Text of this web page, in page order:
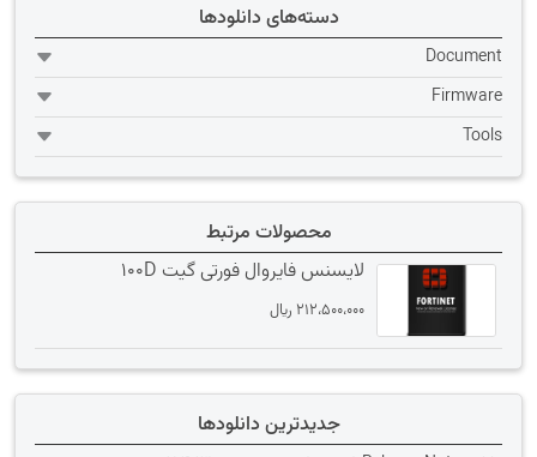
دسته‌های دانلودها
Document
Firmware
Tools
محصولات مرتبط
لایسنس فایروال فورتی گیت 100D
212،500،000 ﷼
جدیدترین دانلودها